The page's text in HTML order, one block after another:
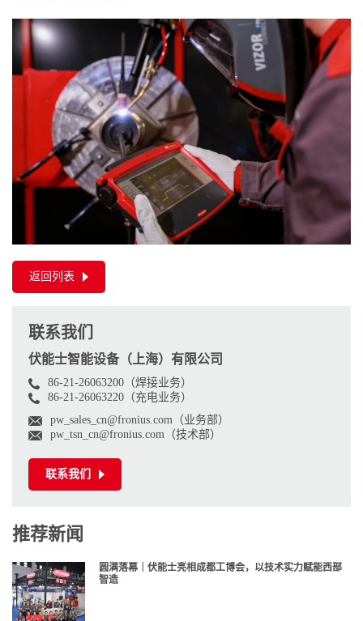
返回列表
联系我们
伏能士智能设备（上海）有限公司
86-21-26063200（焊接业务）
86-21-26063220（充电业务）
pw_sales_cn@fronius.com（业务部）
pw_tsn_cn@fronius.com（技术部）
联系我们
推荐新闻
圆满落幕｜伏能士亮相成都工博会，以技术实力赋能西部
智造